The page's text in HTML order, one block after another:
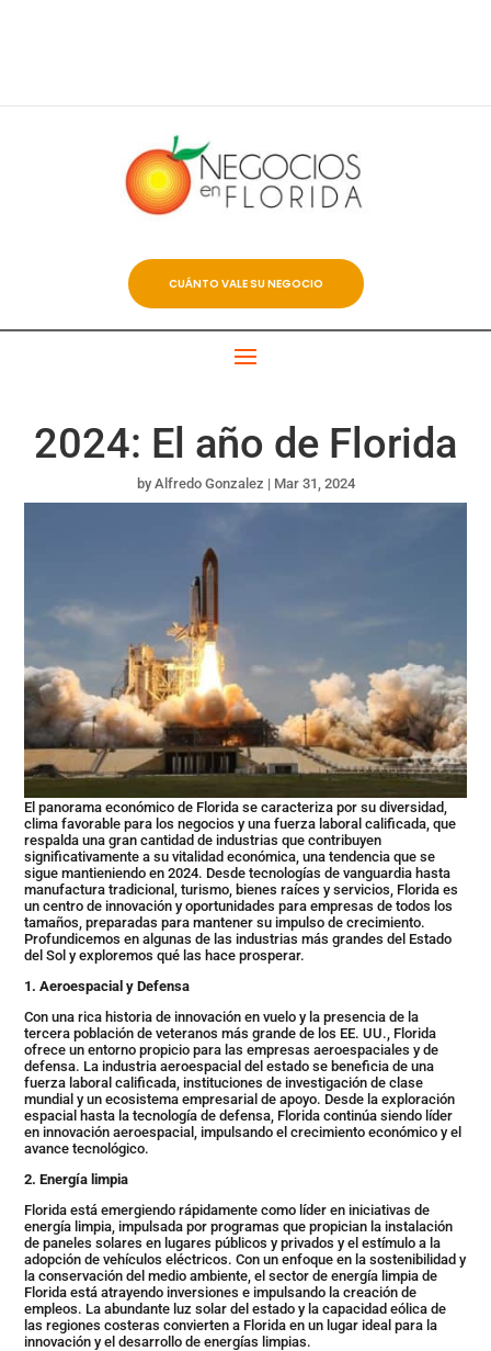
CUÁNTO VALE SU NEGOCIO
2024: El año de Florida
by Alfredo Gonzalez | Mar 31, 2024
El panorama económico de Florida se caracteriza por su diversidad,
clima favorable para los negocios y una fuerza laboral calificada, que
respalda una gran cantidad de industrias que contribuyen
significativamente a su vitalidad económica, una tendencia que se
sigue mantieniendo en 2024. Desde tecnologías de vanguardia hasta
manufactura tradicional, turismo, bienes raíces y servicios, Florida es
un centro de innovación y oportunidades para empresas de todos los
tamaños, preparadas para mantener su impulso de crecimiento.
Profundicemos en algunas de las industrias más grandes del Estado
del Sol y exploremos qué las hace prosperar.
1. Aeroespacial y Defensa
Con una rica historia de innovación en vuelo y la presencia de la
tercera población de veteranos más grande de los EE. UU., Florida
ofrece un entorno propicio para las empresas aeroespaciales y de
defensa. La industria aeroespacial del estado se beneficia de una
fuerza laboral calificada, instituciones de investigación de clase
mundial y un ecosistema empresarial de apoyo. Desde la exploración
espacial hasta la tecnología de defensa, Florida continúa siendo líder
en innovación aeroespacial, impulsando el crecimiento económico y el
avance tecnológico.
2. Energía limpia
Florida está emergiendo rápidamente como líder en iniciativas de
energía limpia, impulsada por programas que propician la instalación
de paneles solares en lugares públicos y privados y el estímulo a la
adopción de vehículos eléctricos. Con un enfoque en la sostenibilidad y
la conservación del medio ambiente, el sector de energía limpia de
Florida está atrayendo inversiones e impulsando la creación de
empleos. La abundante luz solar del estado y la capacidad eólica de
las regiones costeras convierten a Florida en un lugar ideal para la
innovación y el desarrollo de energías limpias.